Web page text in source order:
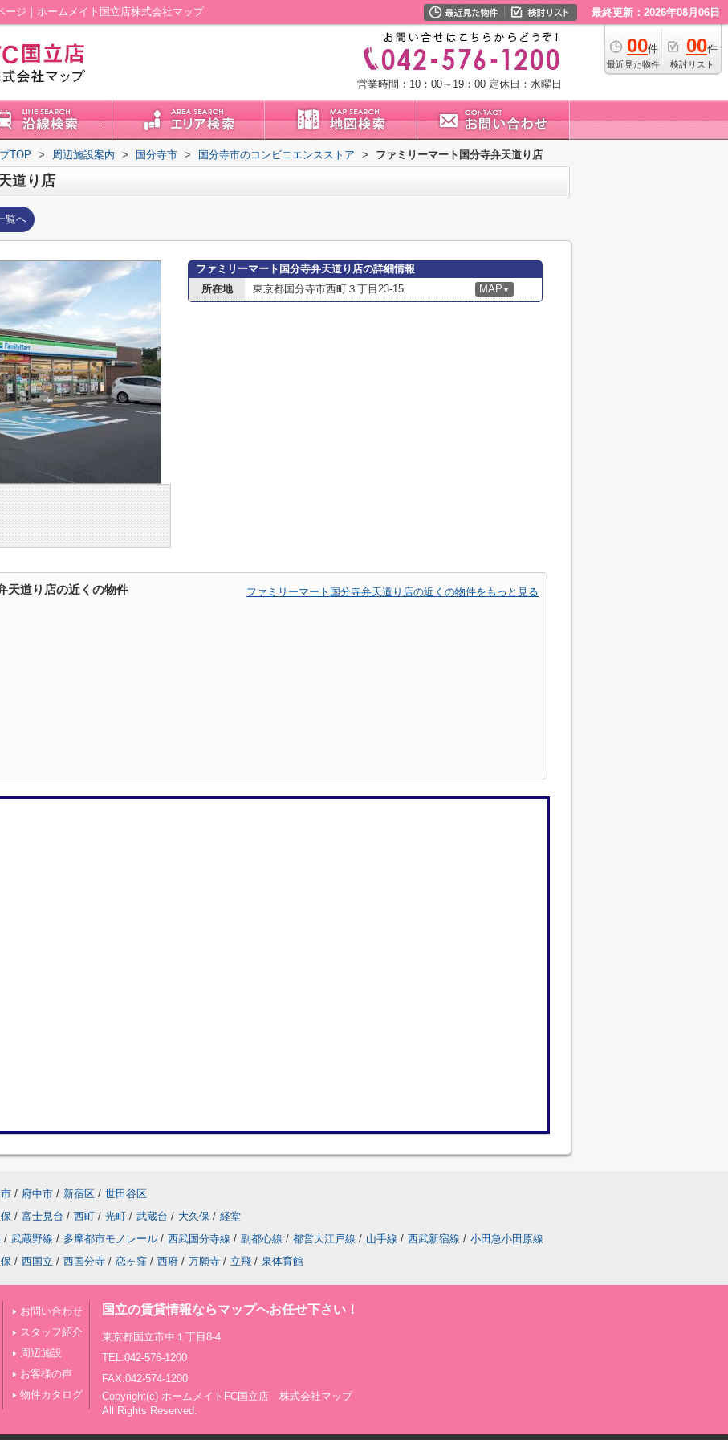
ジ｜ホームメイト国立店株式会社マップ 最終更新：2026年08月06日
00件
最近見た物件
00件
検討リスト
営業時間：10：00～19：00 定休日：水曜日
TOP > 周辺施設案内 > 国分寺市 > 国分寺市のコンビニエンスストア > ファミリーマート国分寺弁天道り店
道り店
覧へ
ファミリーマート国分寺弁天道り店の詳細情報
所在地
東京都国分寺市西町３丁目23-15 MAP ▼
天道り店の近くの物件 ファミリーマート国分寺弁天道り店の近くの物件をもっと見る
/ 府中市 / 新宿区 / 世田谷区
/ 富士見台 / 西町 / 光町 / 武蔵台 / 大久保 / 経堂
/ 武蔵野線 / 多摩都市モノレール / 西武国分寺線 / 副都心線 / 都営大江戸線 / 山手線 / 西武新宿線 / 小田急小田原線
/ 西国立 / 西国分寺 / 恋ヶ窪 / 西府 / 万願寺 / 立飛 / 泉体育館
お問い合わせ
スタッフ紹介
周辺施設
お客様の声
物件カタログ
国立の賃貸情報ならマップへお任せ下さい！
東京都国立市中１丁目8-4
TEL:042-576-1200
FAX:042-574-1200
Copyright(c) ホームメイトFC国立店 株式会社マップ
All Rights Reserved.